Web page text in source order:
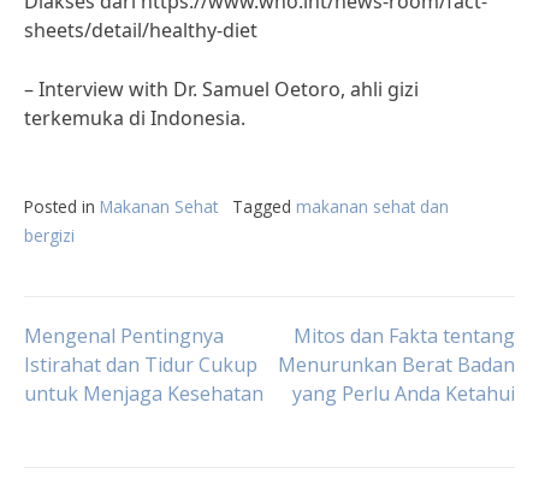
sheets/detail/healthy-diet
– Interview with Dr. Samuel Oetoro, ahli gizi
terkemuka di Indonesia.
Posted in Makanan Sehat Tagged makanan sehat dan
bergizi
Post
navigation
Mengenal Pentingnya
Istirahat dan Tidur Cukup
untuk Menjaga Kesehatan
Mitos dan Fakta tentang
Menurunkan Berat Badan
yang Perlu Anda Ketahui